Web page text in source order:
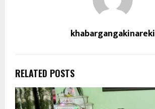
khabargangakinareki
RELATED POSTS